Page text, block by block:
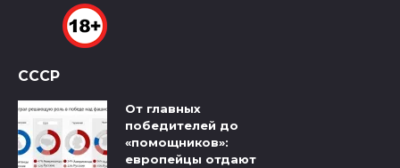
СССР
От главных
победителей до
«помощников»:
европейцы отдают